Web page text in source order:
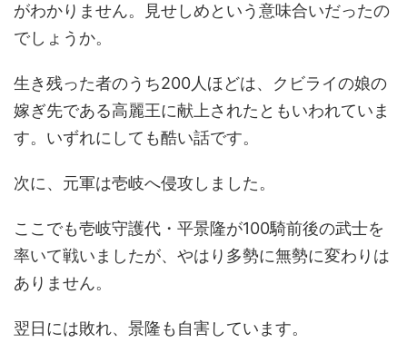
がわかりません。見せしめという意味合いだったの
でしょうか。
生き残った者のうち200人ほどは、クビライの娘の
嫁ぎ先である高麗王に献上されたともいわれていま
す。いずれにしても酷い話です。
次に、元軍は壱岐へ侵攻しました。
ここでも壱岐守護代・平景隆が100騎前後の武士を
率いて戦いましたが、やはり多勢に無勢に変わりは
ありません。
翌日には敗れ、景隆も自害しています。